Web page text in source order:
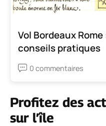
Vol Bordeaux
conseils pratiques
0 commentaires
Profitez des
sur l’île